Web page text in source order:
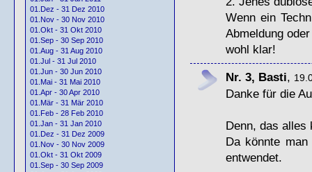
01.Dez - 31 Dez 2010
01.Nov - 30 Nov 2010
01.Okt - 31 Okt 2010
01.Sep - 30 Sep 2010
01.Aug - 31 Aug 2010
01.Jul - 31 Jul 2010
01.Jun - 30 Jun 2010
01.Mai - 31 Mai 2010
01.Apr - 30 Apr 2010
01.Mär - 31 Mär 2010
01.Feb - 28 Feb 2010
01.Jan - 31 Jan 2010
01.Dez - 31 Dez 2009
01.Nov - 30 Nov 2009
01.Okt - 31 Okt 2009
01.Sep - 30 Sep 2009
Wenn ein
Abmeldung
wohl klar!
Nr. 3, Basti,
Danke für die
Denn, das alles
Da könnte
entwendet.